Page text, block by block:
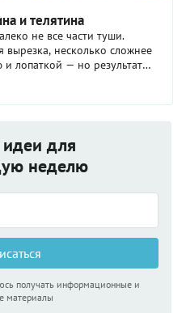
и телятина
не все части туши.
вырезка, несколько сложнее
и лопаткой — но результат
для
неделю
получать информационные и
материалы